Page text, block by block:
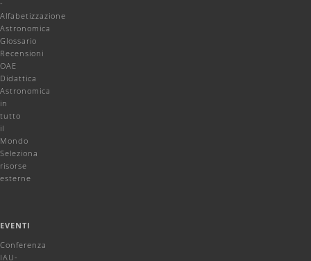
-
Alfabetizzazione
Astronomica
Glossario
Recensioni
OAE
Didattica
Astronomica
in
tutto
il
Mondo
Seleziona
risorse
esterne
EVENTI
Conferenza
IAU-